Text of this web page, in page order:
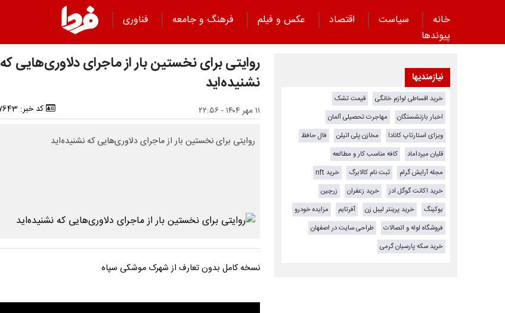
خانه سیاست اقتصاد عکس و فیلم فرهنگ و جامعه
فناوری
پیوند‌ها
روایتی برای نخستین بار از ماجرای دلاوری‌هایی که
نشنیده‌اید
۱۱ مهر ۱۴۰۴ - ۲۲:۵۶ کد خبر: 1377643
روایتی برای نخستین بار از ماجرای دلاوری‌هایی که نشنیده‌اید
نسخه کامل بدون تعارف از شهرک موشکی سپاه
نیازمندیها
خرید اقساطی لوازم خانگی
قیمت تشک
اخبار بازنشستگان
مهاجرت تحصیلی آلمان
ویزای استارتاپ کانادا
مخازن پلی اتیلن
فال حافظ
قلیان میرداماد
کافه مناسب کار و مطالعه
مجله آرایش گرام
ثبت نام کالابرگ
خرید nft
خرید اکانت گوگل ادز
خرید زعفران
زرچین
بوکینگ
خرید پرینتر لیبل زن آفرتایم
مزایده خودرو
فروشگاه لوله و اتصالات
طراحی سایت در اصفهان
خرید سکه پارسیان گرمی